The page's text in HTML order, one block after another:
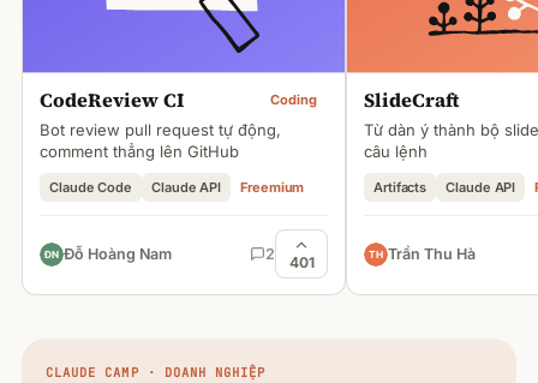
CodeReview CI Coding
Bot review pull request tự động,
comment thẳng lên GitHub
Claude Code Claude API Freemium
Đỗ Hoàng Nam 2 401
SlideCraft
Từ dàn ý thành bộ
câu lệnh
Artifacts Claude API
Trần Thu Hà
CLAUDE CAMP · DOANH NGHIỆP